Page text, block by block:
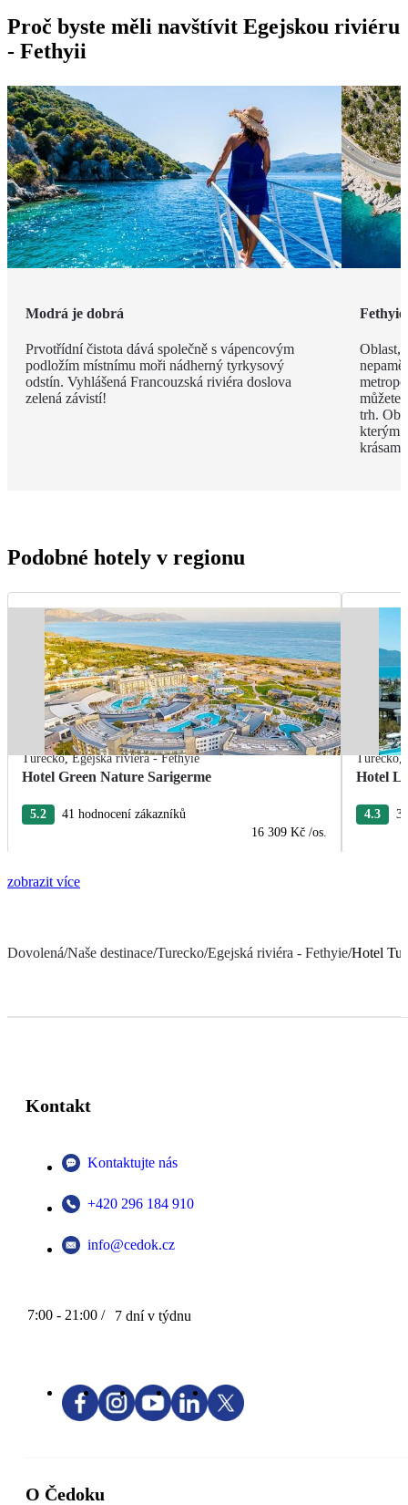
Proč byste měli navštívit Egejskou riviéru
- Fethyii
Modrá je dobrá
Prvotřídní čistota dává společně s vápencovým
podložím místnímu moři nádherný tyrkysový
odstín. Vyhlášená Francouzská riviéra doslova
zelená závistí!
Fethyie
Oblast,
můžete
trh.
kterým
Podobné hotely v regionu
Turecko,Egejská riviéra - Fethyie
Hotel Green Nature Sarigerme
5.2
41 hodnocení zákazníků
16 309 Kč /os.
Turecko,
Hotel
4.3 3
zobrazit více
Dovolená/Naše destinace/Turecko/Egejská riviéra - Fethyie/Hotel
Kontakt
Kontaktujte nás
+420 296 184 910
info@cedok.cz
7:00 - 21:00 / 7 dní v týdnu
O Čedoku